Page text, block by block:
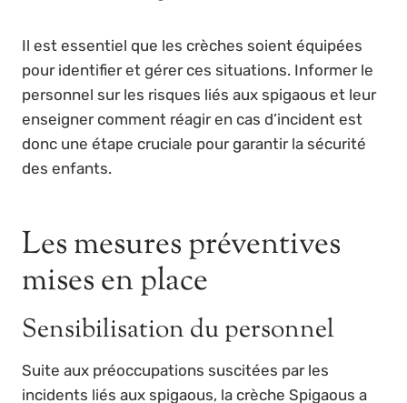
Il est essentiel que les crèches soient équipées
pour identifier et gérer ces situations. Informer le
personnel sur les risques liés aux spigaous et leur
enseigner comment réagir en cas d’incident est
donc une étape cruciale pour garantir la sécurité
des enfants.
Les mesures préventives
mises en place
Sensibilisation du personnel
Suite aux préoccupations suscitées par les
incidents liés aux spigaous, la crèche Spigaous a